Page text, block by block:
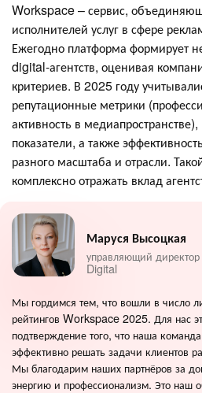
Workspace – сервис,
исполнителей услуг в сфере
Ежегодно платформа формирует
digital-агентств, оценивая
критериев. В 2025 году
репутационные метрики
активность в
показатели, а также
разного масштаба и отрасли.
комплексно отражать вклад
Маруся Высоцкая
управляющий директор
Digital
Мы гордимся тем, что вошли в число
рейтингов Workspace 2025. Для нас
подтверждение того, что наша
эффективно решать задачи клиентов
Мы благодарим наших партнёров за
энергию и профессионализм. Это наш